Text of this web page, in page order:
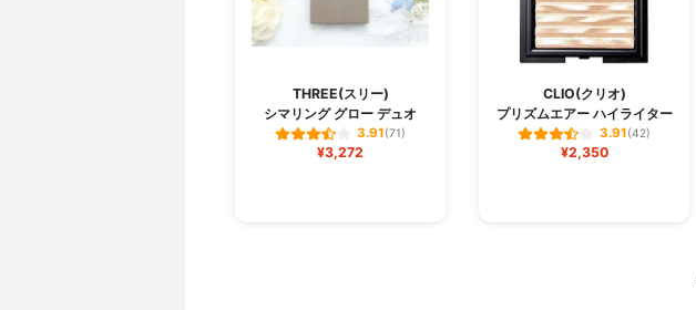
THREE(スリー)
シマリング グロー デュオ
3.91(71)
¥3,272
CLIO(クリオ)
プリズムエアー ハイライター
3.91(42)
¥2,350